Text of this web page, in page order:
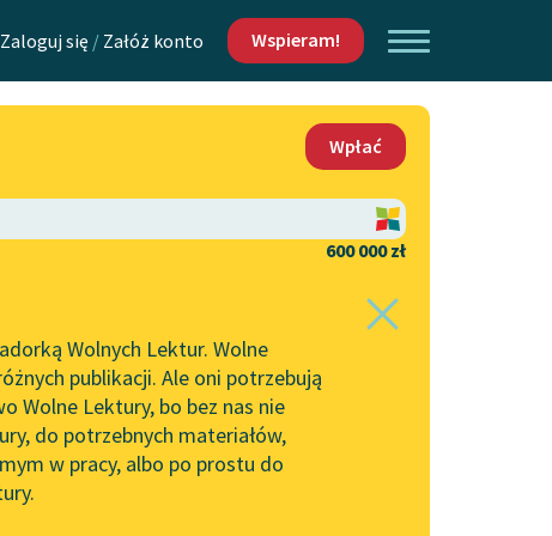
Zaloguj się / Załóż konto Wspieram!
Lektur
Lektur
Kontakt
O projekcie
Zasady wykorzystania
Wolnych Lektur
Logotypy
Materiały promocyjne
Wpłać
600 000 zł
Wolnych Lektur. Wolne
publikacji. Ale oni potrzebują
Wolne Lektury, bo bez nas nie
do potrzebnych materiałów,
w pracy, albo po prostu do